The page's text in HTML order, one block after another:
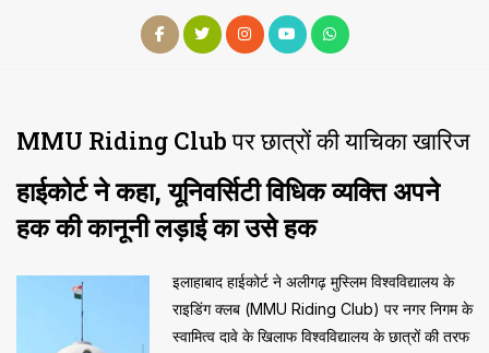
MMU Riding Club पर छात्रों की याचिका खारिज
हाईकोर्ट ने कहा, यूनिवर्सिटी विधिक व्यक्ति अपने
हक की कानूनी लड़ाई का उसे हक
इलाहाबाद हाईकोर्ट ने अलीगढ़ मुस्लिम विश्वविद्यालय के
राइडिंग क्लब (MMU Riding Club) पर नगर निगम के
स्वामित्व दावे के खिलाफ विश्वविद्यालय के छात्रों की तरफ